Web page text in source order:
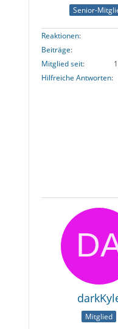
Senior-
Reaktionen
Beiträge
Mitglied seit
Hilfreiche Antworten
Mitglied